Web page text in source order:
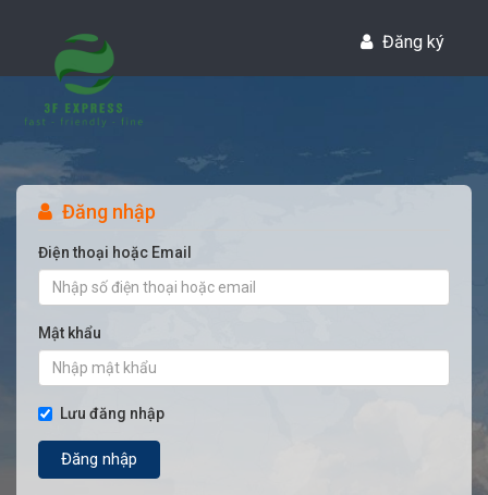
Đăng ký
Đăng nhập
Điện thoại hoặc Email
Mật khẩu
Lưu đăng nhập